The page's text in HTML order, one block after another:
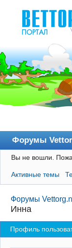
Форумы
Главная
Пользователи
Правила
Поиск
Регистрация
Вы не вошли.
Активные темы
Форумы
Инна
Профиль